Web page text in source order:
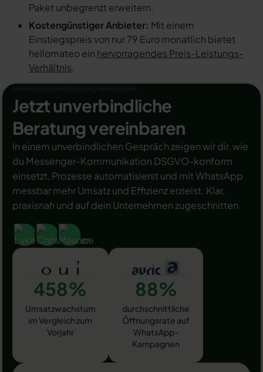
Paket unbegrenzt erweitern.
Kostengünstiger Anbieter: Mit einem
Einstiegspreis von nur 79 Euro monatlich bietet
hellomateo ein hervorragendes Preis-Leistungs-
Verhältnis.
Jetzt unverbindliche
Beratung vereinbaren
In einem unverbindlichen Gespräch zeigen wir dir, wie
du Messenger-Kommunikation DSGVO-konform
einsetzt, Prozesse automatisierst und mit WhatsApp
messbar mehr Umsatz und Effizienz erzielst. Klar,
praxisnah und auf dein Unternehmen zugeschnitten.
458%
Umsatzwachstum
im Vergleich zum
Vorjahr
88%
durchschnittliche
Öffnungsrate auf
WhatsApp-
Kampagnen